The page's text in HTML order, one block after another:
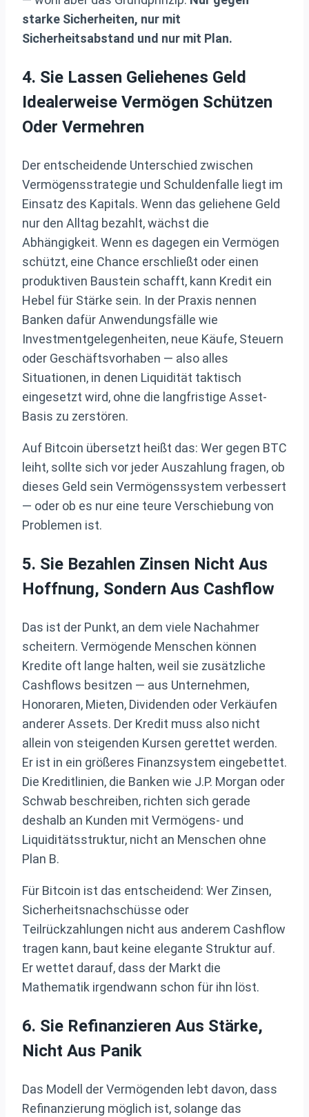
starke Sicherheiten, nur mit
Sicherheitsabstand und nur mit Plan.
4. Sie Lassen Geliehenes Geld
Idealerweise Vermögen Schützen
Oder Vermehren
Der entscheidende Unterschied zwischen
Vermögensstrategie und Schuldenfalle liegt im
Einsatz des Kapitals. Wenn das geliehene Geld
nur den Alltag bezahlt, wächst die
Abhängigkeit. Wenn es dagegen ein Vermögen
schützt, eine Chance erschließt oder einen
produktiven Baustein schafft, kann Kredit ein
Hebel für Stärke sein. In der Praxis nennen
Banken dafür Anwendungsfälle wie
Investmentgelegenheiten, neue Käufe, Steuern
oder Geschäftsvorhaben — also alles
Situationen, in denen Liquidität taktisch
eingesetzt wird, ohne die langfristige Asset-
Basis zu zerstören.
Auf Bitcoin übersetzt heißt das: Wer gegen BTC
leiht, sollte sich vor jeder Auszahlung fragen, ob
dieses Geld sein Vermögenssystem verbessert
— oder ob es nur eine teure Verschiebung von
Problemen ist.
5. Sie Bezahlen Zinsen Nicht Aus
Hoffnung, Sondern Aus Cashflow
Das ist der Punkt, an dem viele Nachahmer
scheitern. Vermögende Menschen können
Kredite oft lange halten, weil sie zusätzliche
Cashflows besitzen — aus Unternehmen,
Honoraren, Mieten, Dividenden oder Verkäufen
anderer Assets. Der Kredit muss also nicht
allein von steigenden Kursen gerettet werden.
Er ist in ein größeres Finanzsystem eingebettet.
Die Kreditlinien, die Banken wie J.P. Morgan oder
Schwab beschreiben, richten sich gerade
deshalb an Kunden mit Vermögens- und
Liquiditätsstruktur, nicht an Menschen ohne
Plan B.
Für Bitcoin ist das entscheidend: Wer Zinsen,
Sicherheitsnachschüsse oder
Teilrückzahlungen nicht aus anderem Cashflow
tragen kann, baut keine elegante Struktur auf.
Er wettet darauf, dass der Markt die
Mathematik irgendwann schon für ihn löst.
6. Sie Refinanzieren Aus Stärke,
Nicht Aus Panik
Das Modell der Vermögenden lebt davon, dass
Refinanzierung möglich ist, solange das